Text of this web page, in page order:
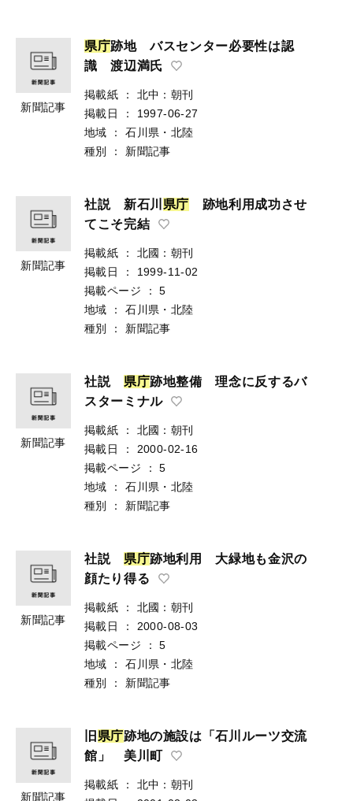
新聞記事
県庁跡地 バスセンター必要性は認
識 渡辺満氏
掲載紙 ：
北中：朝刊
掲載日
：
1997-06-27
地域
：
石川県・北陸
種別
： 新聞記事
新聞記事
社説 新石川 県庁 跡地利用成功させ
てこそ完結
掲載紙 ：
北國：朝刊
掲載日
：
1999-11-02
掲載ページ
：
5
地域
：
石川県・北陸
種別
： 新聞記事
新聞記事
社説 県庁跡地整備 理念に反するバ
スターミナル
掲載紙 ：
北國：朝刊
掲載日
：
2000-02-16
掲載ページ
：
5
地域
：
石川県・北陸
種別
： 新聞記事
新聞記事
社説 県庁跡地利用 大緑地も金沢の
顔たり得る
掲載紙 ：
北國：朝刊
掲載日
：
2000-08-03
掲載ページ
：
5
地域
：
石川県・北陸
種別
： 新聞記事
新聞記事
旧 県庁跡地の施設は「石川ルーツ交流
館」 美川町
掲載紙 ：
北中：朝刊